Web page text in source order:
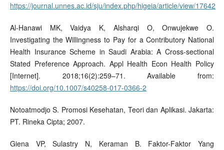
https://journal.unnes.ac.id/sju/index.php/higeia/article/view/17642
Al-Hanawi MK, Vaidya K, Alsharqi O, Onwujekwe O.
Investigating the Willingness to Pay for a Contributory National
Health Insurance Scheme in Saudi Arabia: A Cross-sectional
Stated Preference Approach. Appl Health Econ Health Policy
[Internet]. 2018;16(2):259–71. Available from:
https://doi.org/10.1007/s40258-017-0366-2
Notoatmodjo S. Promosi Kesehatan, Teori dan Aplikasi. Jakarta:
PT. Rineka Cipta; 2007.
Giena VP, Sulastry N, Keraman B. Faktor-Faktor Yang